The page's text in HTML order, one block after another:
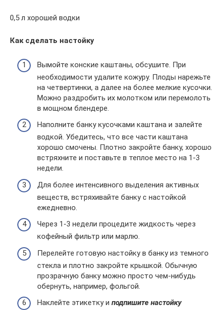
0,5 л хорошей водки
Как сделать настойку
Вымойте конские каштаны, обсушите. При
необходимости удалите кожуру. Плоды нарежьте
на четвертинки, а далее на более мелкие кусочки.
Можно раздробить их молотком или перемолоть
в мощном блендере.
Наполните банку кусочками каштана и залейте
водкой. Убедитесь, что все части каштана
хорошо смочены. Плотно закройте банку, хорошо
встряхните и поставьте в теплое место на 1-3
недели.
Для более интенсивного выделения активных
веществ, встряхивайте банку с настойкой
ежедневно.
Через 1-3 недели процедите жидкость через
кофейный фильтр или марлю.
Перелейте готовую настойку в банку из темного
стекла и плотно закройте крышкой. Обычную
прозрачную банку можно просто чем-нибудь
обернуть, например, фольгой.
Наклейте этикетку и подпишите настойку